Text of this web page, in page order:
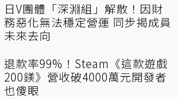
日V團體「深淵組」解散！因財
務惡化無法穩定營運 同步揭成員
未來去向
退款率99%！Steam《這款遊戲
200鎂》營收破4000萬元開發者
也傻眼